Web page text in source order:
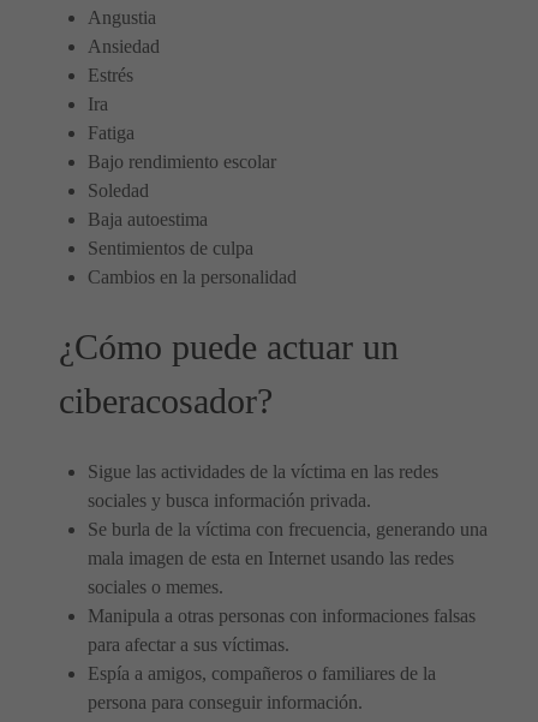
Angustia
Ansiedad
Estrés
Ira
Fatiga
Bajo rendimiento escolar
Soledad
Baja autoestima
Sentimientos de culpa
Cambios en la personalidad
¿Cómo puede actuar un
ciberacosador?
Sigue las actividades de la víctima en las redes
sociales y busca información privada.
Se burla de la víctima con frecuencia, generando una
mala imagen de esta en Internet usando las redes
sociales o memes.
Manipula a otras personas con informaciones falsas
para afectar a sus víctimas.
Espía a amigos, compañeros o familiares de la
persona para conseguir información.